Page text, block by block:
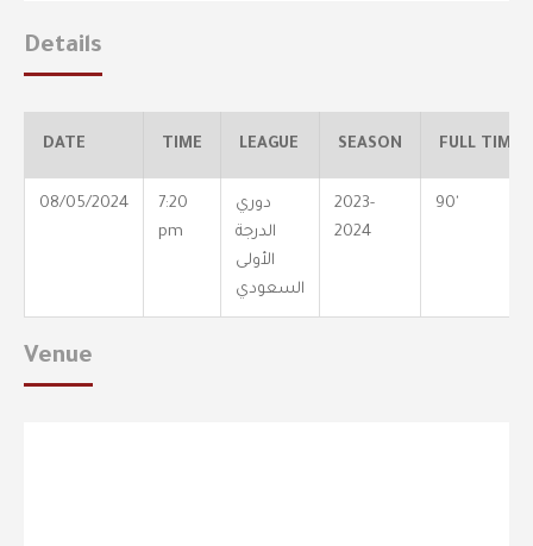
Details
DATE TIME LEAGUE SEASON FULL TIME
08/05/2024
7:20
pm
دوري
الدرجة
الأولى
السعودي
2023-
2024
90'
Venue